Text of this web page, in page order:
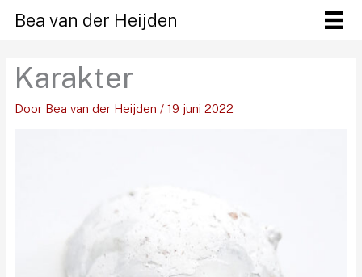
naar
inhoud
Bea van der Heijden
Karakter
Door Bea van der Heijden / 19 juni 2022